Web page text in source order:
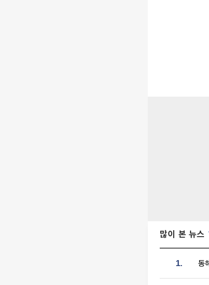
많이 본 뉴스
1. 동